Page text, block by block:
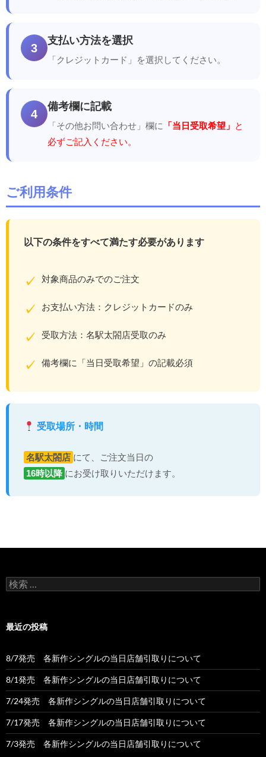
3
支払い方法を選択
「クレジットカード」を選択してください。
4
備考欄に記載
「その他お問い合わせ」欄に 「当日受取希望」 と
必ずご記入ください。
ご利用条件
以下の条件をすべて満たす必要があります
✓ 対象商品のみでのご注文
✓ お支払い方法：クレジットカードのみ
✓ 受取方法：名駅太閤店受取のみ
✓ 備考欄に「当日受取希望」の記載必須
受取場所・時間
名駅太閤店 にて、ご注文当日の
16時以降 にお受け取りいただけます。
検
索:
最近の投稿
8/7発売 各新作シングルの当日店舗引取りについて
8/1発売 各新作シングルの当日店舗引取りについて
7/24発売 各新作シングルの当日店舗引取りについて
7/17発売 各新作シングルの当日店舗引取りについて
7/3発売 各新作シングルの当日店舗引取りについて